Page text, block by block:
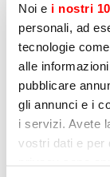
Noi e i nostri
personali, ad
tecnologie
alle
pubblicare
gli annunci e i
i servizi. Avete
vostri dati e per
No